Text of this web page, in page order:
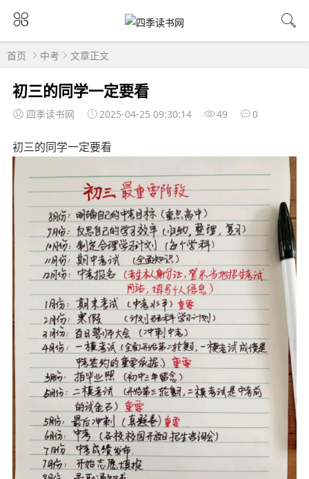
首页 中考 文章正文
初三的同学一定要看
四季读书网 2025-04-25 09:30:14 49 0
初三的同学一定要看